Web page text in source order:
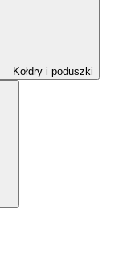
Kołdry i poduszki